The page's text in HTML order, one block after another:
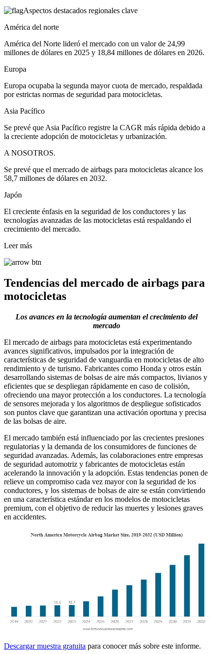
Aspectos destacados regionales clave
América del norte
América del Norte lideró el mercado con un valor de 24,99
millones de dólares en 2025 y 18,84 millones de dólares en 2026.
Europa
Europa ocupaba la segunda mayor cuota de mercado, respaldada
por estrictas normas de seguridad para motocicletas.
Asia Pacífico
Se prevé que Asia Pacífico registre la CAGR más rápida debido a
la creciente adopción de motocicletas y urbanización.
A NOSOTROS.
Se prevé que el mercado de airbags para motocicletas alcance los
58,7 millones de dólares en 2032.
Japón
El creciente énfasis en la seguridad de los conductores y las
tecnologías avanzadas de las motocicletas está respaldando el
crecimiento del mercado.
Leer más
Tendencias del mercado de airbags para
motocicletas
Los avances en la tecnología aumentan el crecimiento del
mercado
El mercado de airbags para motocicletas está experimentando
avances significativos, impulsados ​​por la integración de
características de seguridad de vanguardia en motocicletas de alto
rendimiento y de turismo. Fabricantes como Honda y otros están
desarrollando sistemas de bolsas de aire más compactos, livianos y
eficientes que se despliegan rápidamente en caso de colisión,
ofreciendo una mayor protección a los conductores. La tecnología
de sensores mejorada y los algoritmos de despliegue sofisticados
son puntos clave que garantizan una activación oportuna y precisa
de las bolsas de aire.
El mercado también está influenciado por las crecientes presiones
regulatorias y la demanda de los consumidores de funciones de
seguridad avanzadas. Además, las colaboraciones entre empresas
de seguridad automotriz y fabricantes de motocicletas están
acelerando la innovación y la adopción. Estas tendencias ponen de
relieve un compromiso cada vez mayor con la seguridad de los
conductores, y los sistemas de bolsas de aire se están convirtiendo
en una característica estándar en los modelos de motocicletas
premium, con el objetivo de reducir las muertes y lesiones graves
en accidentes.
Descargar muestra gratuita para conocer más sobre este informe.